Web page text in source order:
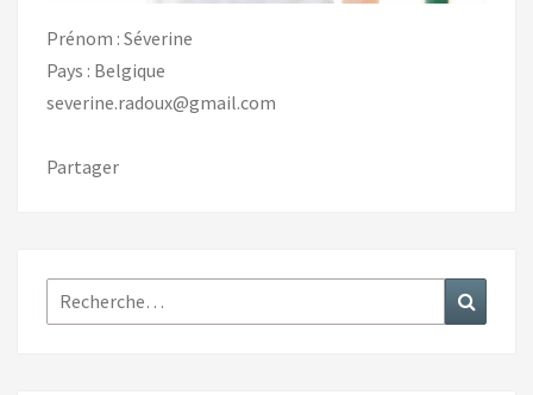
Prénom : Séverine
Pays : Belgique
severine.radoux@gmail.com
Partager
Rechercher :